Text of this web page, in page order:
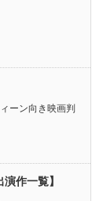
ーン向き映画判
作一覧】